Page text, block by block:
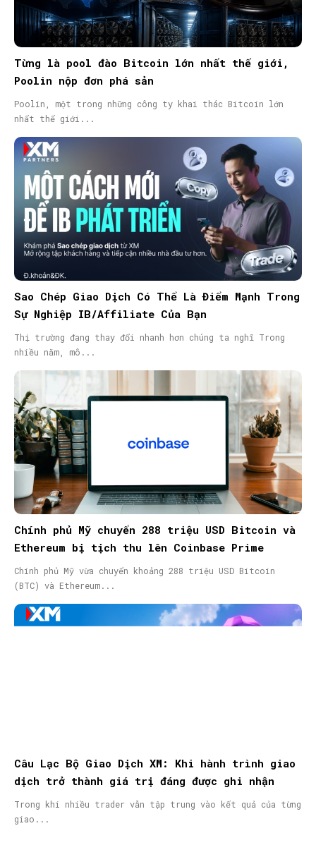
Từng là pool đào Bitcoin lớn nhất thế giới,
Poolin nộp đơn phá sản
Poolin, một trong những công ty khai thác Bitcoin lớn
nhất thế giới...
Sao Chép Giao Dịch Có Thể Là Điểm Mạnh Trong
Sự Nghiệp IB/Affiliate Của Bạn
Thị trường đang thay đổi nhanh hơn chúng ta nghĩ Trong
nhiều năm, mô...
Chính phủ Mỹ chuyển 288 triệu USD Bitcoin và
Ethereum bị tịch thu lên Coinbase Prime
Chính phủ Mỹ vừa chuyển khoảng 288 triệu USD Bitcoin
(BTC) và Ethereum...
Câu Lạc Bộ Giao Dịch XM: Khi hành trình giao
dịch trở thành giá trị đáng được ghi nhận
Trong khi nhiều trader vẫn tập trung vào kết quả của từng
giao...